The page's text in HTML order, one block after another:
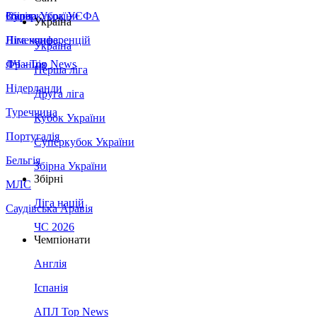
Збірна України
Італія
Німеччина
Франція
Нідерланди
Туреччина
Португалія
Бельгія
МЛС
Саудівська Аравія
Суперкубок УЄФА
Ліга конференцій
ЛЧ - Top News
Україна
Україна
Перша ліга
Друга ліга
Кубок України
Суперкубок України
Збірна України
Збірні
Ліга націй
ЧС 2026
Чемпіонати
Англія
Іспанія
АПЛ Top News